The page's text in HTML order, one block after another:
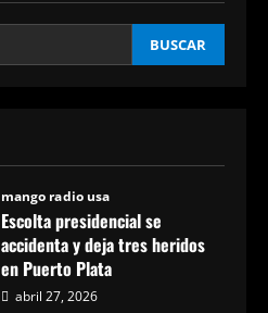
BUSCAR
mango radio usa
Escolta presidencial se
accidenta y deja tres heridos
en Puerto Plata
abril 27, 2026